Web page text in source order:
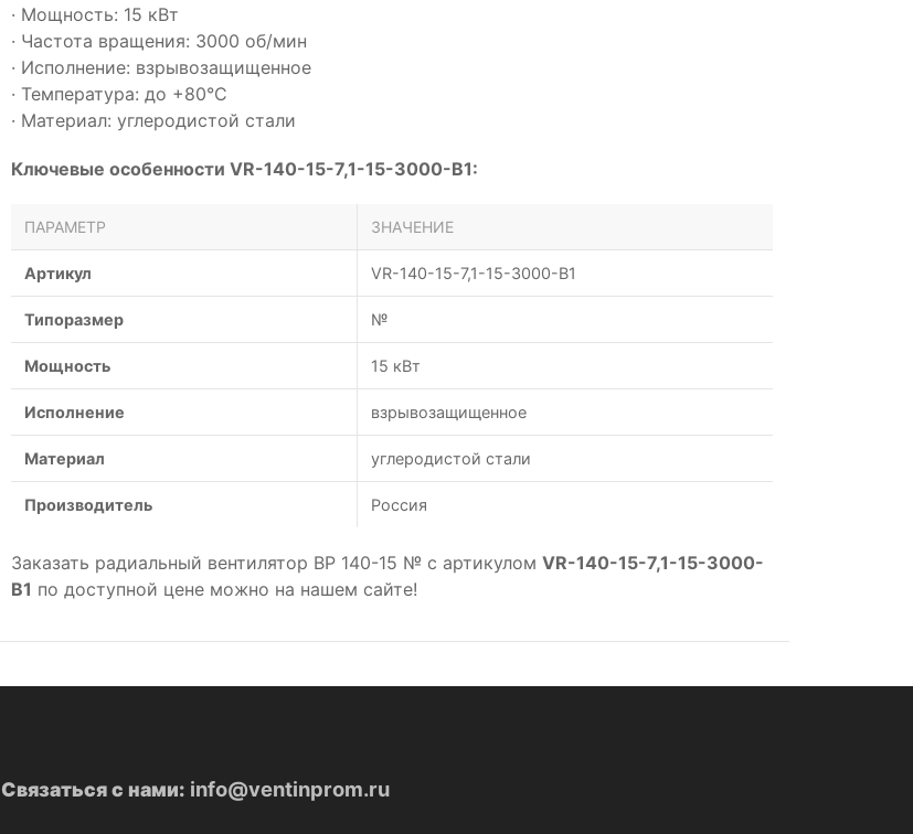
· Мощность: 15 кВт
· Частота вращения: 3000 об/мин
· Исполнение: взрывозащищенное
· Температура: до +80°С
· Материал: углеродистой стали
Ключевые особенности VR-140-15-7,1-15-3000-B1:
ПАРАМЕТР ЗНАЧЕНИЕ
Артикул VR-140-15-7,1-15-3000-B1
Типоразмер №
Мощность 15 кВт
Исполнение взрывозащищенное
Материал углеродистой стали
Производитель Россия
Заказать радиальный вентилятор ВР 140-15 № с артикулом VR-140-15-7,1-15-3000-
B1 по доступной цене можно на нашем сайте!
Связаться с нами: info@ventinprom.ru